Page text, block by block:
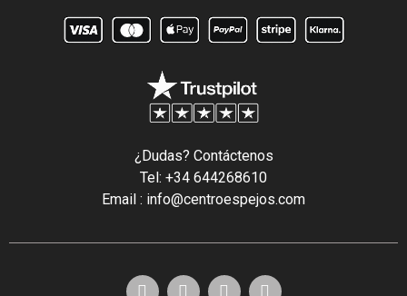
¿Dudas? Contáctenos
Tel: +34 644268610
Email : info@centroespejos.com